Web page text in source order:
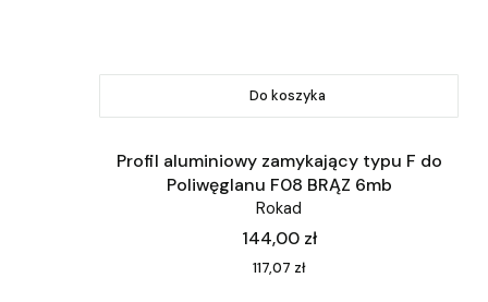
Do koszyka
Profil aluminiowy zamykający typu F do
Poliwęglanu F08 BRĄZ 6mb
Rokad
Cena
144,00 zł
Cena
117,07 zł